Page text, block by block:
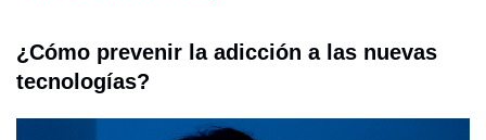
¿Cómo prevenir la adicción a las nuevas
tecnologías?